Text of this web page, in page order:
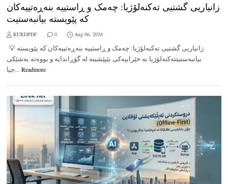
زانیاریی گشتیی تەکنەلۆژیا: چەمک و ڕاستییە بنەڕەتییەکان
کە پێویستە بیانبەستیت
KURDPDF 0 Aug 06, 2026
💡 زانیاریی گشتیی تەکنەلۆژیا: چەمک و ڕاستییە بنەڕەتییەکان کە پێویستە
بیانبەستیتتەکنەلۆژیا بە خێراییەکی بێپێشینە لە گۆڕاندایە و بووەتە بەشێکی
جیا... Readmore